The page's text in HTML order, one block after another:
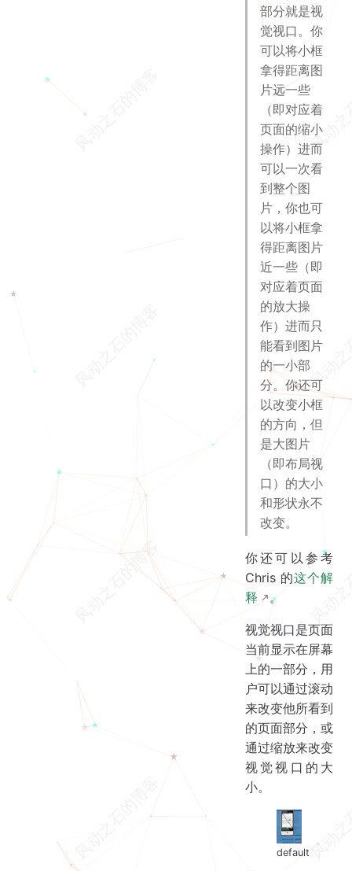
部分就是视
觉视口。你
可以将小框
拿得距离图
片远一些
（即对应着
页面的缩小
操作）进而
可以一次看
到整个图
片，你也可
以将小框拿
得距离图片
近一些（即
对应着页面
的放大操
作）进而只
能看到图片
的一小部
分。你还可
以改变小框
的方向，但
是大图片
（即布局视
口）的大小
和形状永不
改变。
你还可以参考
Chris 的这个解
释
。
视觉视口是页面
当前显示在屏幕
上的一部分，用
户可以通过滚动
来改变他所看到
的页面部分，或
通过缩放来改变
视觉视口的大
小。
default